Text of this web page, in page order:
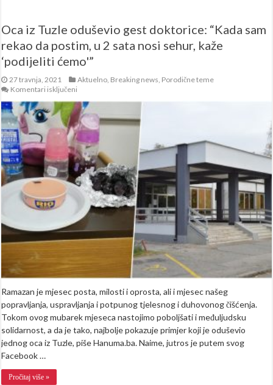
Oca iz Tuzle oduševio gest doktorice: “Kada sam
rekao da postim, u 2 sata nosi sehur, kaže
‘podijeliti ćemo'”
27 travnja, 2021 Aktuelno Breaking news Porodične teme
Komentari isključeni
iz
Tuzle
oduševio
gest
doktorice:
“Kada
sam
rekao
da
postim,
sata
nosi
sehur,
kaže
Ramazan je mjesec posta, milosti i oprosta, ali i mjesec našeg
popravljanja, uspravljanja i potpunog tjelesnog i duhovonog čišćenja.
Tokom ovog mubarek mjeseca nastojimo poboljšati i međuljudsku
solidarnost, a da je tako, najbolje pokazuje primjer koji je oduševio
jednog oca iz Tuzle, piše Hanuma.ba. Naime, jutros je putem svog
Facebook …
Pročitaj više »